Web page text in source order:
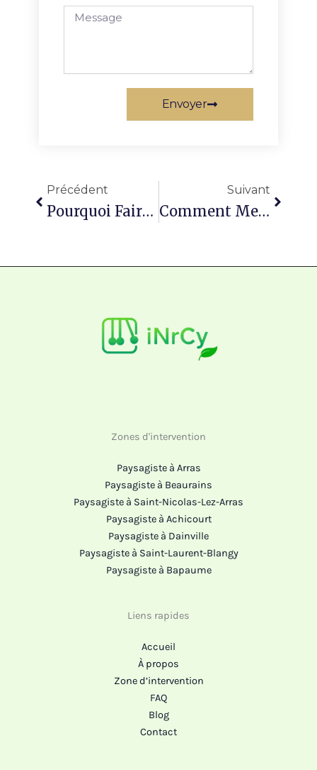
Message
Envoyer
Précédent
Pourquoi Faire Appel À Un Architecte Paysagiste À Arras Pour Vos Travaux Extérieurs Divers ?
Suivant
Comment Mettre En Place L’arrosage De Son Potager À Arras Sans Gaspiller ?
Zones d'intervention
Paysagiste à Arras
Paysagiste à Beaurains
Paysagiste à Saint-Nicolas-Lez-Arras
Paysagiste à Achicourt
Paysagiste à Dainville
Paysagiste à Saint-Laurent-Blangy
Paysagiste à Bapaume
Liens rapides
Accueil
À propos
Zone d’intervention
FAQ
Blog
Contact